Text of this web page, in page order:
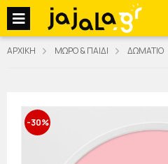
jajala Menu
ΑΡΧΙΚΗ ΜΩΡΟ & ΠΑΙΔΙ ΔΩΜΑΤΙΟ
-30%